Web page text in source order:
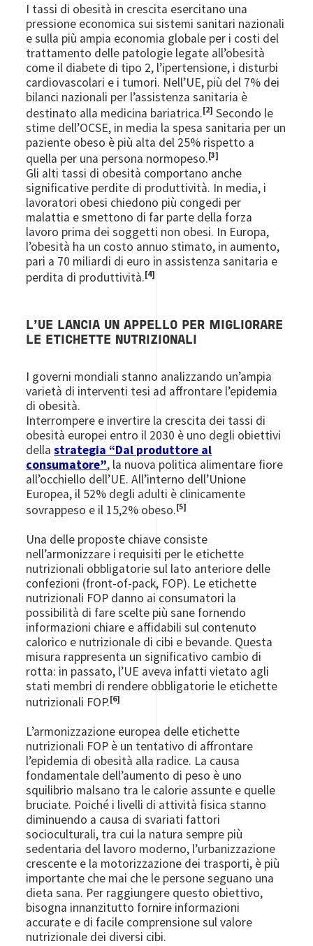
I tassi di obesità in crescita esercitano una
pressione economica sui sistemi sanitari nazionali
e sulla più ampia economia globale per i costi del
trattamento delle patologie legate all’obesità
come il diabete di tipo 2, l’ipertensione, i disturbi
cardiovascolari e i tumori. Nell’UE, più del 7% dei
bilanci nazionali per l’assistenza sanitaria è
destinato alla medicina bariatrica.[2] Secondo le
stime dell’OCSE, in media la spesa sanitaria per un
paziente obeso è più alta del 25% rispetto a
quella per una persona normopeso.[3]
Gli alti tassi di obesità comportano anche
significative perdite di produttività. In media, i
lavoratori obesi chiedono più congedi per
malattia e smettono di far parte della forza
lavoro prima dei soggetti non obesi. In Europa,
l’obesità ha un costo annuo stimato, in aumento,
pari a 70 miliardi di euro in assistenza sanitaria e
perdita di produttività.[4]
L’UE LANCIA UN APPELLO PER MIGLIORARE
LE ETICHETTE NUTRIZIONALI
I governi mondiali stanno analizzando un’ampia
varietà di interventi tesi ad affrontare l’epidemia
di obesità.
Interrompere e invertire la crescita dei tassi di
obesità europei entro il 2030 è uno degli obiettivi
dellastrategia “Dal produttore al
consumatore”, la nuova politica alimentare fiore
all’occhiello dell’UE. All’interno dell’Unione
Europea, il 52% degli adulti è clinicamente
sovrappeso e il 15,2% obeso.[5]
Una delle proposte chiave consiste
nell’armonizzare i requisiti per le etichette
nutrizionali obbligatorie sul lato anteriore delle
confezioni (front-of-pack, FOP). Le etichette
nutrizionali FOP danno ai consumatori la
possibilità di fare scelte più sane fornendo
informazioni chiare e affidabili sul contenuto
calorico e nutrizionale di cibi e bevande. Questa
misura rappresenta un significativo cambio di
rotta: in passato, l’UE aveva infatti vietato agli
stati membri di rendere obbligatorie le etichette
nutrizionali FOP.[6]
L’armonizzazione europea delle etichette
nutrizionali FOP è un tentativo di affrontare
l’epidemia di obesità alla radice. La causa
fondamentale dell’aumento di peso è uno
squilibrio malsano tra le calorie assunte e quelle
bruciate. Poiché i livelli di attività fisica stanno
diminuendo a causa di svariati fattori
socioculturali, tra cui la natura sempre più
sedentaria del lavoro moderno, l’urbanizzazione
crescente e la motorizzazione dei trasporti, è più
importante che mai che le persone seguano una
dieta sana. Per raggiungere questo obiettivo,
bisogna innanzitutto fornire informazioni
accurate e di facile comprensione sul valore
nutrizionale dei diversi cibi.